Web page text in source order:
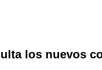
los nuevos